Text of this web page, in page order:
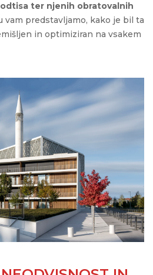
ter njenih obratovalnih
vam predstavljamo, kako je bil ta
in optimiziran na vsakem